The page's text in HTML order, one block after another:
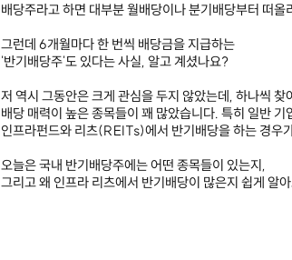
배당주라고 하면 대부분 월배당이나 분기배당부터 떠올
그런데 6개월마다 한 번씩 배당금을 지급하는
'반기배당주'​도 있다는 사실, 알고 계셨나요?
저 역시 그동안은 크게 관심을 두지 않았는데, 하나씩 찾
배당 매력이 높은 종목들이 꽤 많았습니다. 특히 일반 기
인프라펀드와 리츠(REITs)​에서 반기배당을 하는 경우
오늘은 국내 반기배당주에는 어떤 종목들이 있는지,
그리고 왜 인프라 리츠에서 반기배당이 많은지 쉽게 알